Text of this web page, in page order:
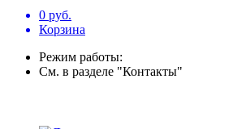
0 руб.
Корзина
Режим работы:
См. в разделе "Контакты"